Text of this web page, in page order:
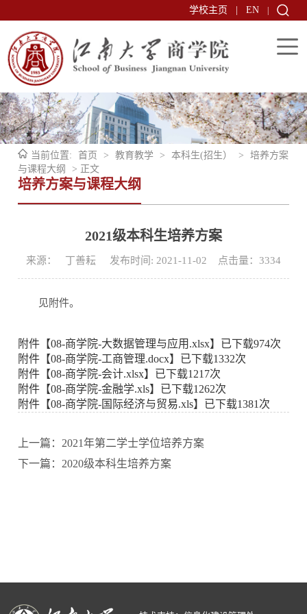
学校主页 EN
当前位置: 首页 > 教育教学 > 本科生(招生） >
培养方案
与课程大纲
> 正文
培养方案与课程大纲
2021级本科生培养方案
来源： 丁善耘 发布时间: 2021-11-02 点击量： 3334
见附件。
附件【08-商学院-大数据管理与应用.xlsx】已下载974次
附件【08-商学院-工商管理.docx】已下载1332次
附件【08-商学院-会计.xlsx】已下载1217次
附件【08-商学院-金融学.xls】已下载1262次
附件【08-商学院-国际经济与贸易.xls】已下载1381 次
上一篇：2021年第二学士学位培养方案
下一篇：2020级本科生培养方案